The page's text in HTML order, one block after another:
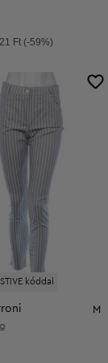
Ft (-59%)
kóddal
M